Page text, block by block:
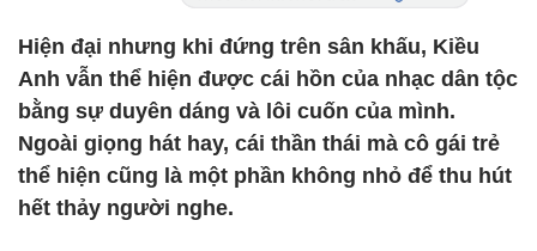
Hiện đại nhưng khi đứng trên sân khấu, Kiều
Anh vẫn thể hiện được cái hồn của nhạc dân tộc
bằng sự duyên dáng và lôi cuốn của mình.
Ngoài giọng hát hay, cái thần thái mà cô gái trẻ
thể hiện cũng là một phần không nhỏ để thu hút
hết thảy người nghe.